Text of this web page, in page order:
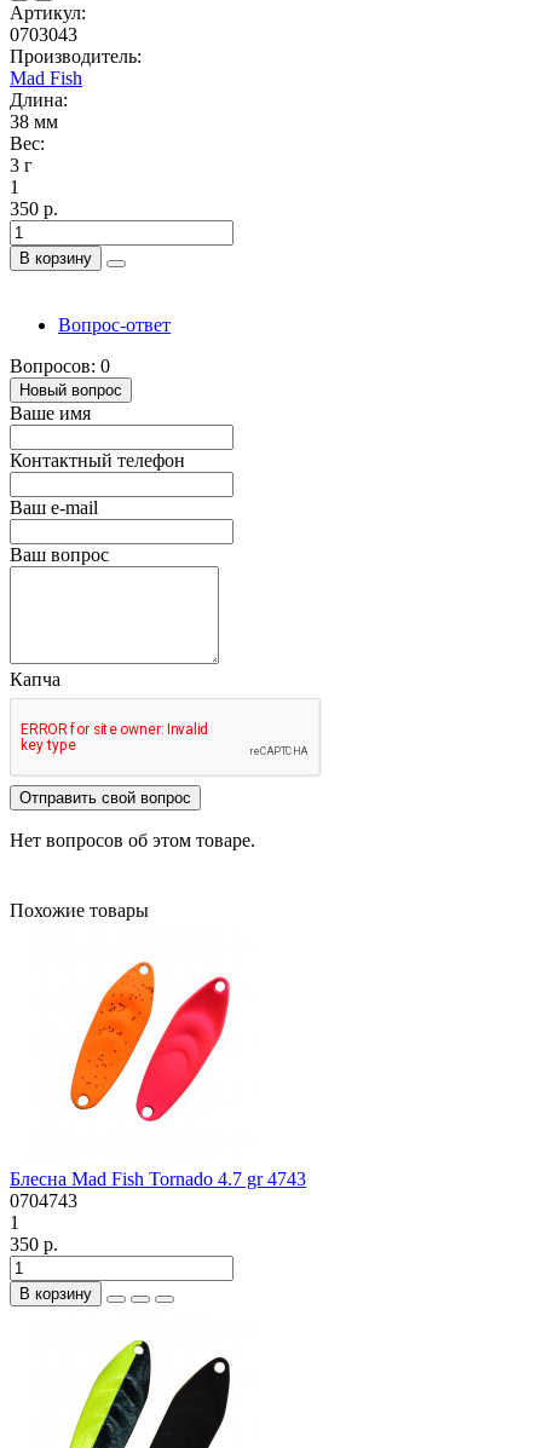
Артикул:
0703043
Производитель:
Mad Fish
Длина:
38 мм
Вес:
3 г
1
350 р.
В корзину
Вопрос-ответ
Вопросов: 0
Новый вопрос
Ваше имя
Контактный телефон
Ваш e-mail
Ваш вопрос
Капча
Отправить свой вопрос
Нет вопросов об этом товаре.
Похожие товары
Блесна Mad Fish Tornado 4.7 gr 4743
0704743
1
350 р.
В корзину